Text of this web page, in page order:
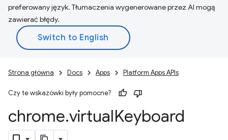
preferowany język. Tłumaczenia wygenerowane przez AI mogą
zawierać błędy.
Strona główna Docs Apps Platform Apps APIs
Czy te wskazówki były pomocne?
chrome.virtualKeyboard